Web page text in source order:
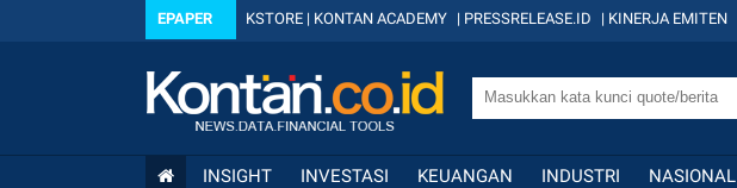
EPAPER KSTORE | KONTAN ACADEMY | PRESSRELEASE.ID | KINERJA EMITEN
INSIGHT INVESTASI KEUANGAN INDUSTRI NASIONAL